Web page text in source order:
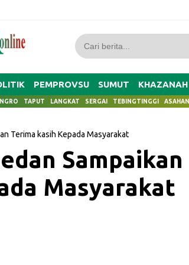
PEMPROVSU SUMUT KHAZANAH
TAPUT LANGKAT SERGAI TEBINGTINGGI ASAHAN
Terima kasih Kepada Masyarakat
Sampaikan
Masyarakat